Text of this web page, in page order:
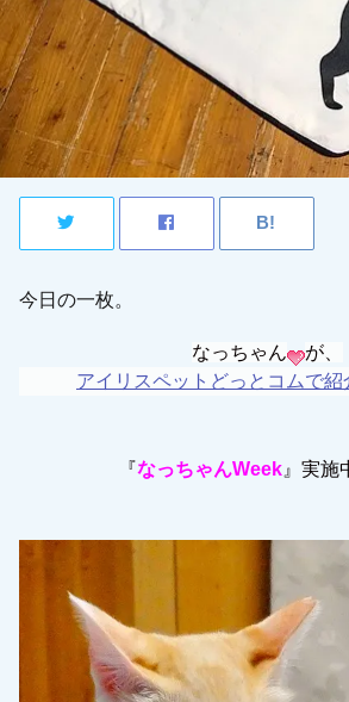
今日の一枚。
なっちゃん
が、
アイリスペットどっとコムで紹
『なっちゃんWeek 』実施